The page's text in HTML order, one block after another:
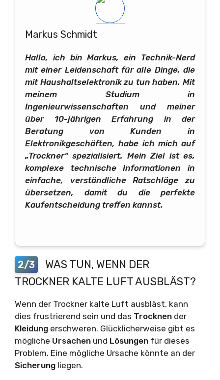
Markus Schmidt
Hallo, ich bin Markus, ein Technik-Nerd
mit einer Leidenschaft für alle Dinge, die
mit Haushaltselektronik zu tun haben. Mit
meinem Studium in
Ingenieurwissenschaften und meiner
über 10-jährigen Erfahrung in der
Beratung von Kunden in
Elektronikgeschäften, habe ich mich auf
„Trockner“ spezialisiert. Mein Ziel ist es,
komplexe technische Informationen in
einfache, verständliche Ratschläge zu
übersetzen, damit du die perfekte
Kaufentscheidung treffen kannst.
2/3
WAS TUN, WENN DER
TROCKNER KALTE LUFT AUSBLÄST?
Wenn der Trockner kalte Luft ausbläst, kann
dies frustrierend sein und das Trocknen der
Kleidung erschweren. Glücklicherweise gibt es
mögliche Ursachen und Lösungen für dieses
Problem. Eine mögliche Ursache könnte an der
Sicherung liegen.